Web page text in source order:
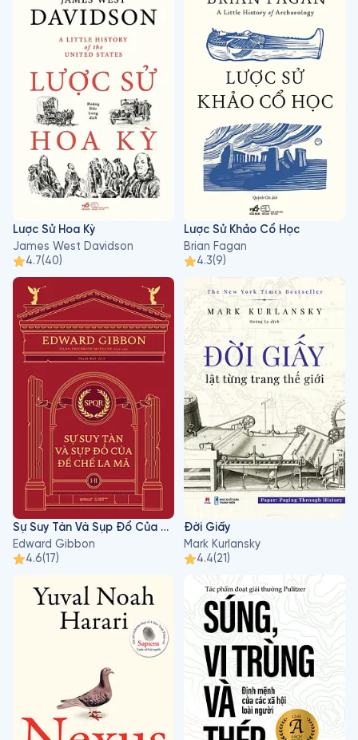
Lược Sử Hoa Kỳ
James West Davidson
4.7(40)
Lược Sử Khảo Cổ Học
Brian Fagan
4.3(9)
Sự Suy Tàn Và Sụp Đổ Của Đế Chế La Mã I - II
Edward Gibbon
4.6(17)
Đời Giấy
Mark Kurlansky
4.4(21)